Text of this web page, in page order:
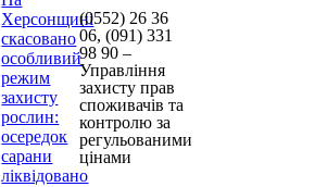
Херсонщині
скасовано
особливий
режим
захисту
рослин:
осередок
сарани
ліквідовано
(0552) 26 36
06, (091) 331
98 90 –
Управління
захисту прав
споживачів та
контролю за
регульованими
цінами